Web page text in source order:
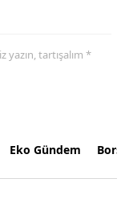
tartışalım *
Eko Gündem